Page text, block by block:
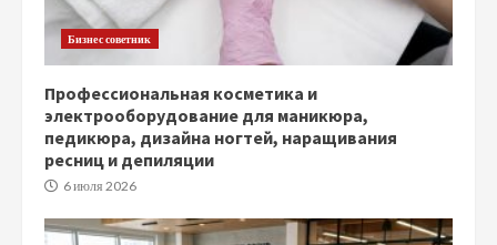
Бизнес советник
Профессиональная косметика и
электрооборудование для маникюра,
педикюра, дизайна ногтей, наращивания
ресниц и депиляции
6 июля 2026